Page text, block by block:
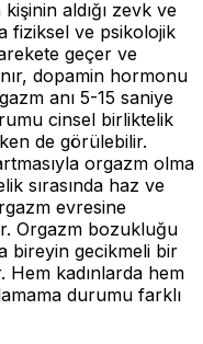
aldığı zevk ve
fiziksel ve psikolojik
geçer ve
dopamin hormonu
anı 5-15 saniye
cinsel birliktelik
de görülebilir.
orgazm olma
sırasında haz ve
evresine
Orgazm bozukluğu
bireyin gecikmeli bir
Hem kadınlarda hem
durumu farklı